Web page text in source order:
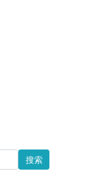
搜索